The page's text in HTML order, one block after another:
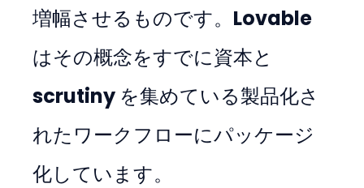
増幅させるものです。Lovable
はその概念をすでに資本と
scrutiny を集めている製品化さ
れたワークフローにパッケージ
化しています。